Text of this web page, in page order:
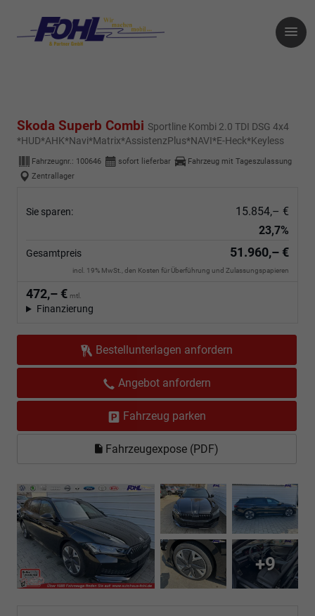
Skoda Superb Combi Sportline Kombi 2.0 TDI DSG 4x4
*HUD*AHK*Navi*Matrix*AssistenzPlus*NAVI*E-Heck*Keyless
Fahrzeugnr.: 100646 sofort lieferbar
Fahrzeug mit Tageszulassung
Zentrallager
Sie sparen:
15.854,– €
23,7%
Gesamtpreis 51.960,– €
incl. 19% MwSt., den Kosten für Überführung und Zulassungspapieren
472,– € mtl.
Finanzierung
Bestellunterlagen anfordern
Angebot anfordern
Fahrzeug parken
Fahrzeugexpose (PDF)
+9